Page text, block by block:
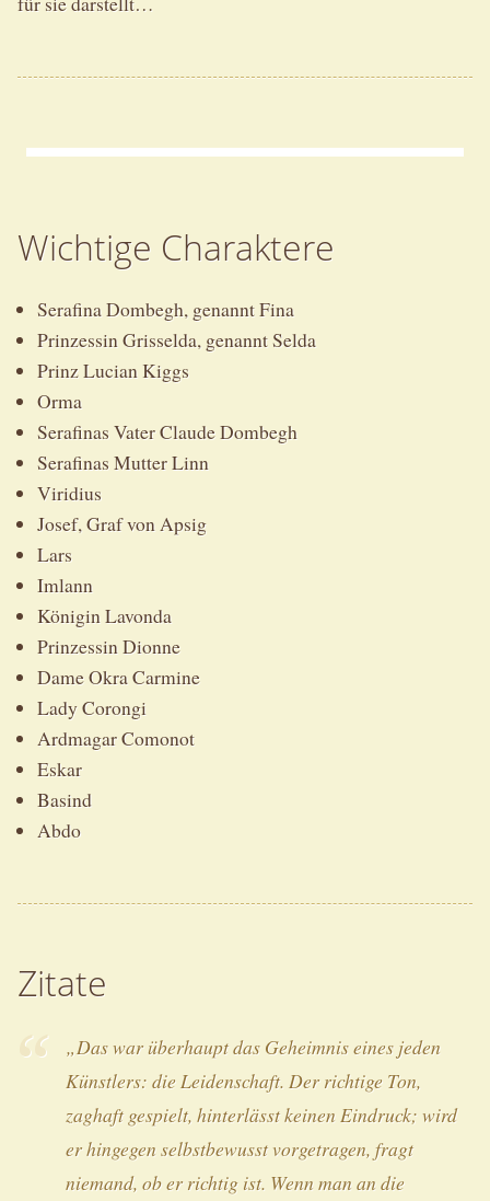
Wichtige Charaktere
Serafina Dombegh, genannt Fina
Prinzessin Grisselda, genannt Selda
Prinz Lucian Kiggs
Orma
Serafinas Vater Claude Dombegh
Serafinas Mutter Linn
Viridius
Josef, Graf von Apsig
Lars
Imlann
Königin Lavonda
Prinzessin Dionne
Dame Okra Carmine
Lady Corongi
Ardmagar Comonot
Eskar
Basind
Abdo
Zitate
„Das war überhaupt das Geheimnis eines jeden
Künstlers: die Leidenschaft. Der richtige Ton,
zaghaft gespielt, hinterlässt keinen Eindruck; wird
er hingegen selbstbewusst vorgetragen, fragt
niemand, ob er richtig ist. Wenn man an die